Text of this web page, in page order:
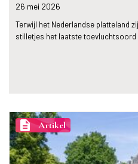
26 mei 2026
Terwijl het Nederlandse platteland
stilletjes het laatste
description Artikel